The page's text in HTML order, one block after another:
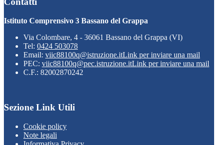
Istituto Comprensivo 3 Bassano del Grappa
Via Colombare, 4 - 36061 Bassano del Grappa (VI)
Tel: 0424 503078
Email: viic88100q@istruzione.itLink per inviare una mail
PEC: viic88100q@pec.istruzione.itLink per inviare una mail
C.F.: 82002870242
Sezione Link Utili
Cookie policy
Note legali